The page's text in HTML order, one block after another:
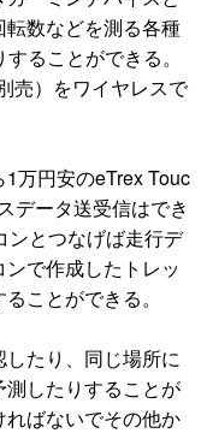
数などを測る各種
ることができる。
売）をワイヤレスで
万円安のeTrex Touc
データ送受信はでき
ンとつなげば走行デ
で作成したトレッ
ことができる。
たり、同じ場所に
したりすることが
ばないでその他か